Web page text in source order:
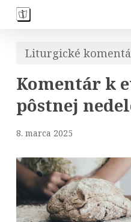
Skip
contentLiturgické
Komentár k
pôstnej
8. marca 2025